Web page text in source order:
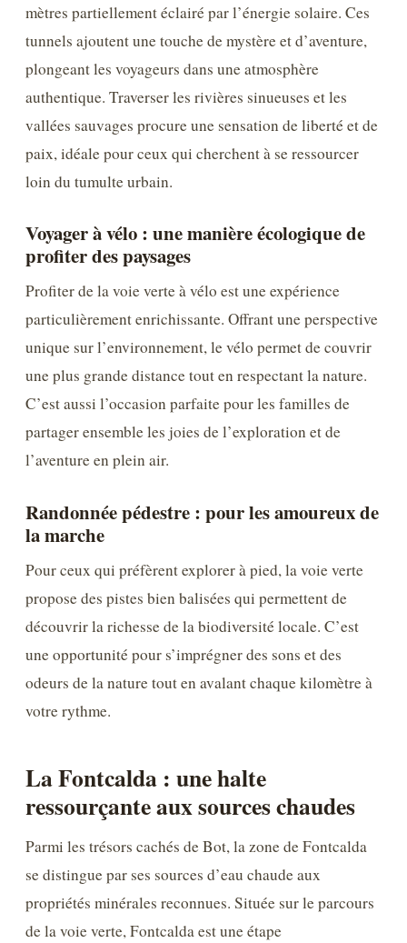
mètres partiellement éclairé par l’énergie solaire. Ces
tunnels ajoutent une touche de mystère et d’aventure,
plongeant les voyageurs dans une atmosphère
authentique. Traverser les rivières sinueuses et les
vallées sauvages procure une sensation de liberté et de
paix, idéale pour ceux qui cherchent à se ressourcer
loin du tumulte urbain.
Voyager à vélo : une manière écologique de
profiter des paysages
Profiter de la voie verte à vélo est une expérience
particulièrement enrichissante. Offrant une perspective
unique sur l’environnement, le vélo permet de couvrir
une plus grande distance tout en respectant la nature.
C’est aussi l’occasion parfaite pour les familles de
partager ensemble les joies de l’exploration et de
l’aventure en plein air.
Randonnée pédestre : pour les amoureux de
la marche
Pour ceux qui préfèrent explorer à pied, la voie verte
propose des pistes bien balisées qui permettent de
découvrir la richesse de la biodiversité locale. C’est
une opportunité pour s’imprégner des sons et des
odeurs de la nature tout en avalant chaque kilomètre à
votre rythme.
La Fontcalda : une halte
ressourçante aux sources chaudes
Parmi les trésors cachés de Bot, la zone de Fontcalda
se distingue par ses sources d’eau chaude aux
propriétés minérales reconnues. Située sur le parcours
de la voie verte, Fontcalda est une étape